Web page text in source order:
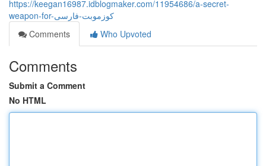
https://keegan16987.idblogmaker.com/11954686/a-secret-
weapon-for-کوزموبت-فارسی
Comments
Who Upvoted
Comments
Submit a Comment
No HTML